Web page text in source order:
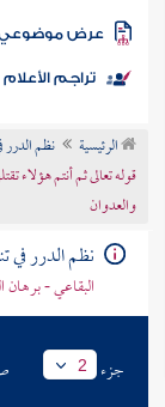
الكتب
موضوعي
تراجم الأعلام
الرئيسية نظم
قوله تعالى ثم أنتم هؤلاء
والعدوان
نظم الدرر في
البقاعي - برهان
جزء 2